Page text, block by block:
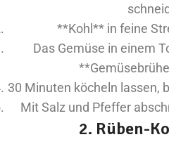
**Kohl** in feine
Das Gemüse in einem
30 Minuten köcheln lassen,
Mit Salz und Pfeffer
2. Rüben-